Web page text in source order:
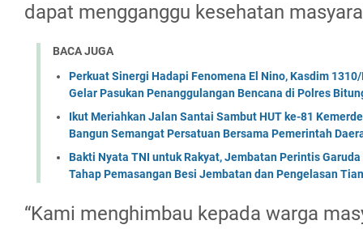
dapat mengganggu kesehatan
BACA JUGA
Perkuat Sinergi Hadapi Fenomena El Nino, Kasdim
Gelar Pasukan Penanggulangan Bencana di Polres
Ikut Meriahkan Jalan Santai Sambut HUT ke-81
Bangun Semangat Persatuan Bersama Pemerintah
Bakti Nyata TNI untuk Rakyat, Jembatan Perintis
Tahap Pemasangan Besi Jembatan dan Pengelasan
“Kami menghimbau kepada warga